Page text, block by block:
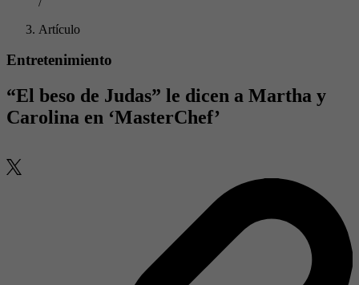
Artículo
Entretenimiento
“El beso de Judas” le dicen a Martha y
Carolina en ‘MasterChef’